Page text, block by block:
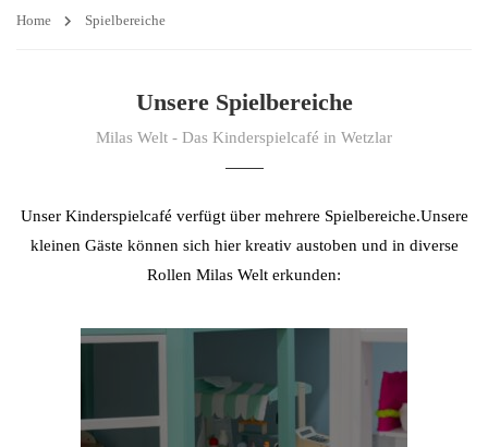
Home Spielbereiche
Unsere Spielbereiche
Milas Welt - Das Kinderspielcafé in Wetzlar
Unser Kinderspielcafé verfügt über mehrere Spielbereiche.Unsere
kleinen Gäste können sich hier kreativ austoben und in diverse
Rollen Milas Welt erkunden: